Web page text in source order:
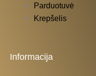
Parduotuvė
Krepšelis
Informacija